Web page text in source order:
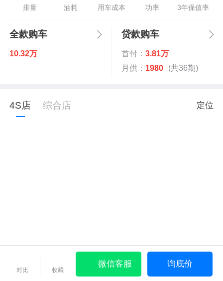
排量 油耗 用车成本 功率 3年保值率
全款购车
10.32万
贷款购车
首付： 3.81万
月供： 1980 (共36期)
4S店 综合店 定位
对比 收藏
微信客服 询底价